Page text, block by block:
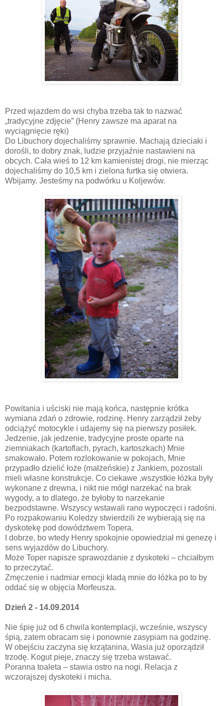
Przed wjazdem do wsi chyba trzeba tak to nazwać
„tradycyjne zdjęcie” (Henry zawsze ma aparat na
wyciągnięcie ręki)
Do Libuchory dojechaliśmy sprawnie. Machają dzieciaki i
dorośli, to dobry znak, ludzie przyjaźnie nastawieni na
obcych. Cała wieś to 12 km kamienistej drogi, nie mierząc
dojechaliśmy do 10,5 km i zielona furtka się otwiera.
Wbijamy. Jesteśmy na podwórku u Koljewów.
Powitania i uściski nie mają końca, następnie krótka
wymiana zdań o zdrowie, rodzinę. Henry zarządził żeby
odciążyć motocykle i udajemy się na pierwszy posiłek.
Jedzenie, jak jedzenie, tradycyjne proste oparte na
ziemniakach (kartoflach, pyrach, kartoszkach) Mnie
smakowało. Potem rozlokowanie w pokojach, Mnie
przypadło dzielić łoże (małżeńskie) z Jankiem, pozostali
mieli własne konstrukcje. Co ciekawe ,wszystkie łóżka były
wykonane z drewna, i nikt nie mógł narzekać na brak
wygody, a to dlatego, że byłoby to narzekanie
bezpodstawne. Wszyscy wstawali rano wypoczęci i radośni.
Po rozpakowaniu Koledzy stwierdzili że wybierają się na
dyskotekę pod dowództwem Topera.
I dobrze, bo wtedy Henry spokojnie opowiedział mi genezę i
sens wyjazdów do Libuchory.
Może Toper napisze sprawozdanie z dyskoteki – chciałbym
to przeczytać.
Zmęczenie i nadmiar emocji kładą mnie do łóżka po to by
oddać się w objęcia Morfeusza.
Dzień 2 - 14.09.2014
Nie śpię już od 6 chwila kontemplacji, wcześnie, wszyscy
śpią, zatem obracam się i ponownie zasypiam na godzinę.
W obejściu zaczyna się krzątanina, Wasia już oporządził
trzodę. Kogut pieje, znaczy się trzeba wstawać.
Poranna toaleta – stawia ostro na nogi. Relacja z
wczorajszej dyskoteki i micha.